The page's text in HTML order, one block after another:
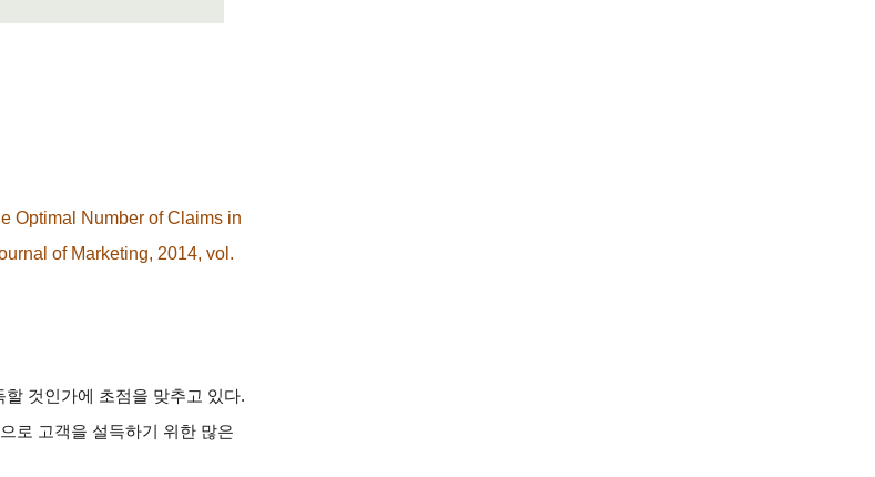
Optimal Number of Claims in
of Marketing, 2014, vol.
것인가에 초점을 맞추고 있다.
로 고객을 설득하기 위한 많은